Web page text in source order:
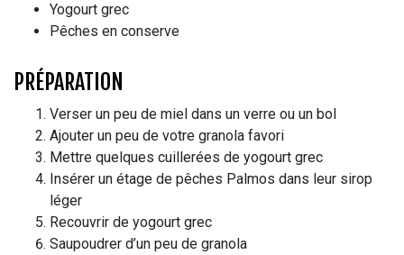
Yogourt grec
Pêches en conserve
PRÉPARATION
Verser un peu de miel dans un verre ou un bol
Ajouter un peu de votre granola favori
Mettre quelques cuillerées de yogourt grec
Insérer un étage de pêches Palmos dans leur sirop
léger
Recouvrir de yogourt grec
Saupoudrer d’un peu de granola